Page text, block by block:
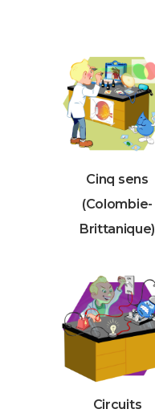
Cinq sens
(Colombie-
Brittanique)
Circuits